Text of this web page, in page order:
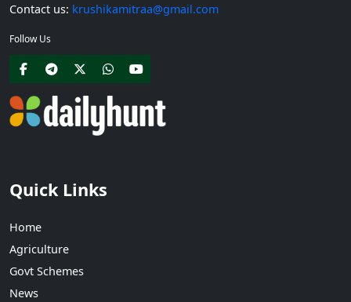
Contact us: krushikamitraa@gmail.com
Follow Us
Quick Links
Home
Agriculture
Govt Schemes
News